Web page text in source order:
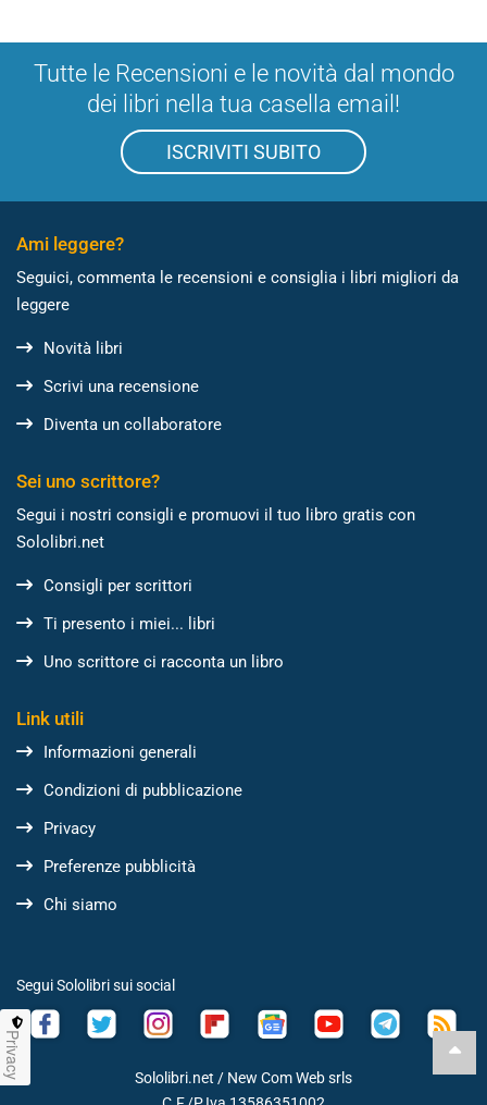
Tutte le Recensioni e le novità dal mondo
dei libri nella tua casella email!
ISCRIVITI SUBITO
Ami leggere?
Seguici, commenta le recensioni e consiglia i libri migliori da
leggere
Novità libri
Scrivi una recensione
Diventa un collaboratore
Sei uno scrittore?
Segui i nostri consigli e promuovi il tuo libro gratis con
Sololibri.net
Consigli per scrittori
Ti presento i miei... libri
Uno scrittore ci racconta un libro
Link utili
Informazioni generali
Condizioni di pubblicazione
Privacy
Preferenze pubblicità
Chi siamo
Segui Sololibri sui social
Sololibri.net / New Com Web srls
Privacy